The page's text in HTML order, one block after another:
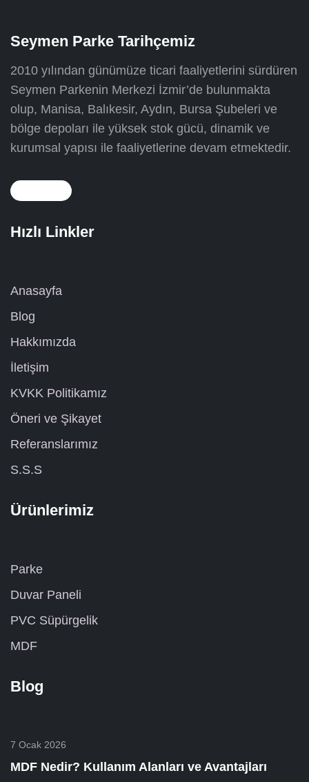
Seymen Parke Tarihçemiz
2010 yılından günümüze ticari faaliyetlerini sürdüren
Seymen Parkenin Merkezi İzmir’de bulunmakta
olup, Manisa, Balıkesir, Aydın, Bursa Şubeleri ve
bölge depoları ile yüksek stok gücü, dinamik ve
kurumsal yapısı ile faaliyetlerine devam etmektedir.
Hızlı Linkler
Anasayfa
Blog
Hakkımızda
İletişim
KVKK Politikamız
Öneri ve Şikayet
Referanslarımız
S.S.S
Ürünlerimiz
Parke
Duvar Paneli
PVC Süpürgelik
MDF
Blog
7 Ocak 2026
MDF Nedir? Kullanım Alanları ve Avantajları